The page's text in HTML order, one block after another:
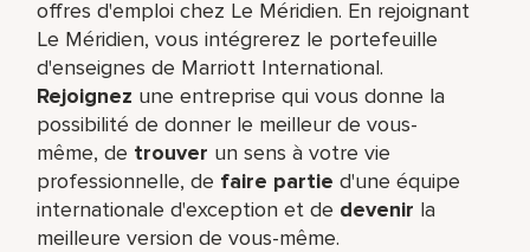
offres d'emploi chez Le Méridien. En rejoignant
Le Méridien, vous intégrerez le portefeuille
d'enseignes de Marriott International.
Rejoignez une entreprise qui vous donne la
possibilité de donner le meilleur de vous-
même,​ de trouver un sens à votre vie
professionnelle, de faire partie d'une équipe
internationale​ d'exception et de devenir la
meilleure version de vous-même.